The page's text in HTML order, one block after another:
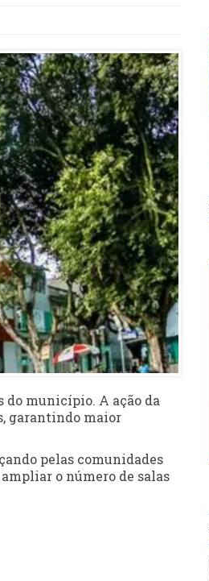
município. A ação da
garantindo maior
pelas comunidades
o número de salas